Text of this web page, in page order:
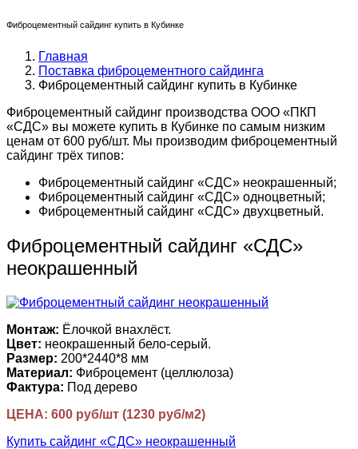
Фиброцементный сайдинг купить в Кубинке
Главная
Поставка фиброцементного сайдинга
Фиброцементный сайдинг купить в Кубинке
Фиброцементный сайдинг производства ООО «ПКП
«СДС» вы можете купить в Кубинке по самым низким
ценам от 600 руб/шт. Мы производим фиброцементный
сайдинг трёх типов:
Фиброцементный сайдинг «СДС» неокрашенный;
Фиброцементный сайдинг «СДС» одноцветный;
Фиброцементный сайдинг «СДС» двухцветный.
Фиброцементный сайдинг «СДС»
неокрашенный
Монтаж: Ёлочкой внахлёст.
Цвет: неокрашенный бело-серый.
Размер: 200*2440*8 мм
Материал: Фиброцемент (целлюлоза)
Фактура: Под дерево
ЦЕНА: 600 руб/шт (1230 руб/м2)
Купить сайдинг «СДС» неокрашенный